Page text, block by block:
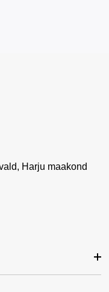
Harju maakond